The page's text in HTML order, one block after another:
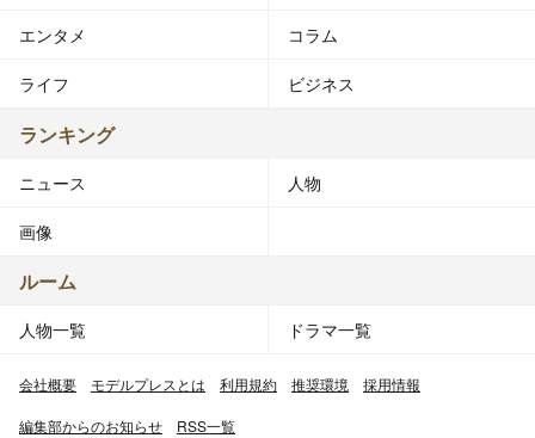
エンタメ コラム
ライフ ビジネス
ランキング
ニュース 人物
画像
ルーム
人物一覧 ドラマ一覧
会社概要 モデルプレスとは 利用規約 推奨環境 採用情報
編集部からのお知らせ RSS一覧